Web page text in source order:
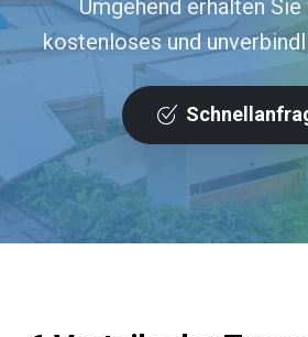
Umgehend erhalten Sie
kostenloses und